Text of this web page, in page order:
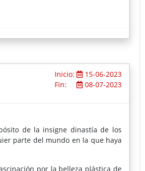
Inicio:
15-06-2023
Fin:
08-07-2023
de la insigne dinastía de los
parte del mundo en la que haya
por la belleza plástica de